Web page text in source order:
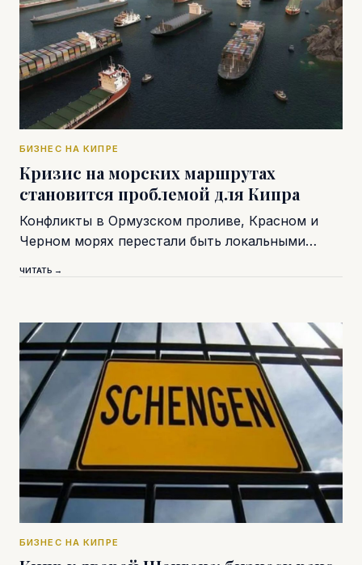
БИЗНЕС НА КИПРЕ
Кризис на морских маршрутах
становится проблемой для Кипра
Конфликты в Ормузском проливе, Красном и
Черном морях перестали быть локальными…
ЧИТАТЬ →
БИЗНЕС НА КИПРЕ